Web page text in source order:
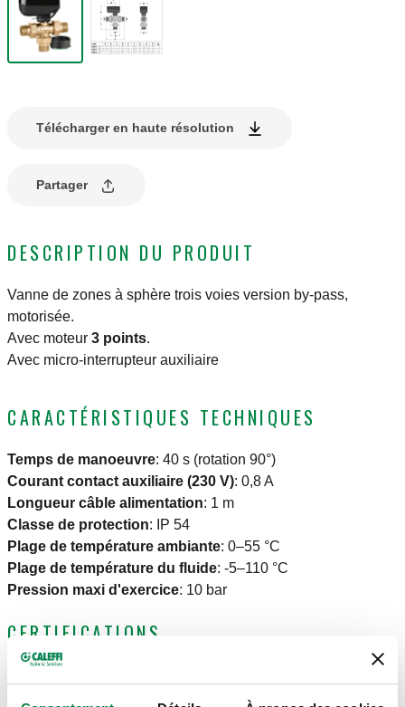
Télécharger en haute résolution
Partager
DESCRIPTION DU PRODUIT
Vanne de zones à sphère trois voies version by-pass,
motorisée.
Avec moteur 3 points.
Avec micro-interrupteur auxiliaire
CARACTÉRISTIQUES TECHNIQUES
Temps de manoeuvre: 40 s (rotation 90°)
Courant contact auxiliaire (230 V): 0,8 A
Longueur câble alimentation: 1 m
Classe de protection:
IP 54
Plage de température ambiante: 0–55 °C
Plage de température du fluide: -5–110 °C
Pression maxi d'exercice: 10 bar
CERTIFICATIONS